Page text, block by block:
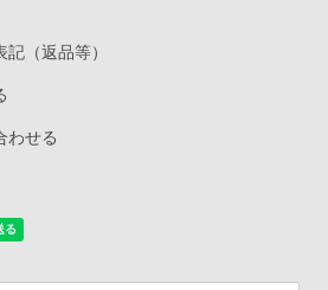
（返品等）
わせる